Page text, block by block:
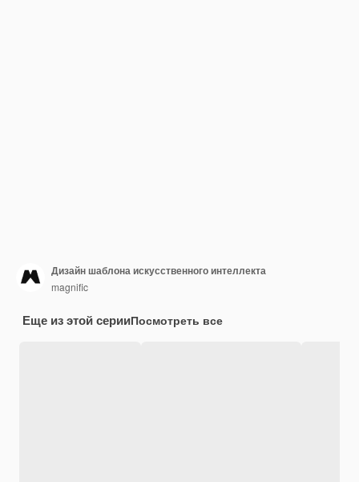
Дизайн шаблона искусственного интеллекта
magnific
Еще из этой серииПосмотреть все